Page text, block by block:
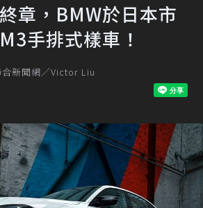
章，BMW於日本市
手排式樣車！
合新聞網／Victor Liu